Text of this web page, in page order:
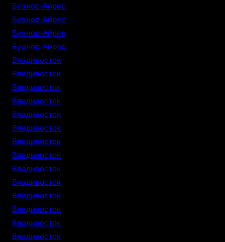
Буэнос-Айрес
Буэнос-Айрес
Буэнос-Айрес
Буэнос-Айрес
Владивосток
Владивосток
Владивосток
Владивосток
Владивосток
Владивосток
Владивосток
Владивосток
Владивосток
Владивосток
Владивосток
Владивосток
Владивосток
Владивосток